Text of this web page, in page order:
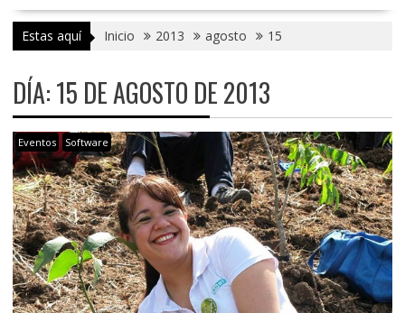
Estas aquí Inicio 2013 agosto 15
DÍA:15 DE AGOSTO DE 2013
Eventos Software